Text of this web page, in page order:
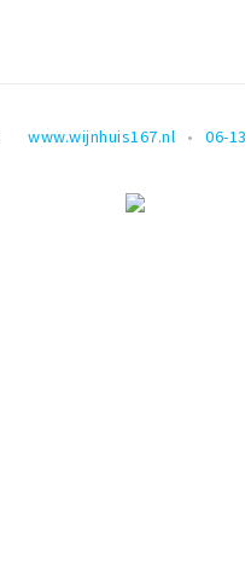
www.wijnhuis167.nl 06-